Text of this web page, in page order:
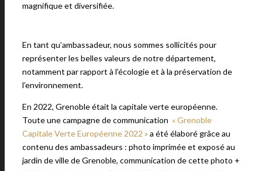
magnifique et diversifiée.
En tant qu’ambassadeur, nous sommes sollicités pour
représenter les belles valeurs de notre département,
notamment par rapport à l’écologie et à la préservation de
l’environnement.
En 2022, Grenoble était la capitale verte européenne.
Toute une campagne de communication « Grenoble
Capitale Verte Européenne 2022 » a été élaboré grâce au
contenu des ambassadeurs : photo imprimée et exposé au
jardin de ville de Grenoble, communication de cette photo +